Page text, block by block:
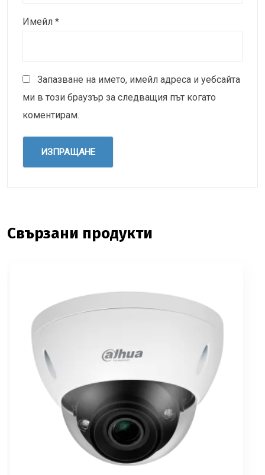
Имейл *
Запазване на името, имейл адреса и уебсайта
ми в този браузър за следващия път когато
коментирам.
Свързани продукти